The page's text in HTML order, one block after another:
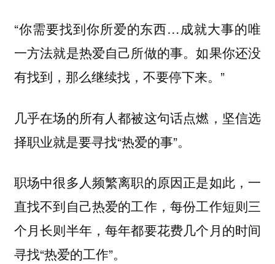
“你需要找到你所爱的东西…成就大事的唯
一方法就是热爱自己所做的事。如果你还没
有找到，那么继续找，不要停下来。”
几乎在场的所有人都被这句话点燃，坚信选
择职业就是要寻找“热爱的事”。
职场中很多人频繁离职的原因正是如此，一
直找不到自己热爱的工作，每份工作短则三
个月长则半年，每年都要花费几个月的时间
寻找“热爱的工作”。